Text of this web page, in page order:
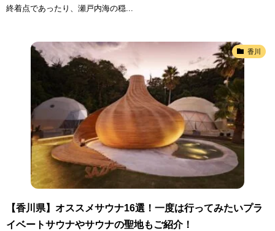
終着点であったり、瀬戸内海の穏...
香川
【香川県】オススメサウナ16選！一度は行ってみたいプラ
イベートサウナやサウナの聖地もご紹介！